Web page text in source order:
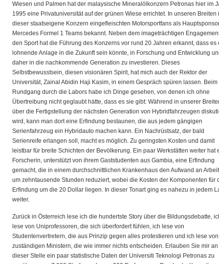
Wiesen und Palmen hat der malaysische Mineralölkonzern Petronas hier im
1995 eine Privatuniversität auf der grünen Wiese errichtet. In unseren Breiten
dieser staatseigene Konzern eingefleischten Motorsportfans als
Mercedes Formel 1 Teams bekannt. Neben dem imageträchtigen
den Sport hat die Führung des Konzerns vor rund 20 Jahren erkannt, dass es
lohnende Anlage in die Zukunft sein könnte, in Forschung und Entwicklung
daher in die nachkommende Generation zu investieren. Dieses
Selbstbewusstsein, diesen visionären Spirit, hat mich auch der Rektor der
Universität, Zainal Abidin Haji Kasim, in einem Gespräch spüren lassen. Beim
Rundgang durch die Labors habe ich Dinge gesehen, von denen ich ohne
Übertreibung nicht geglaubt hätte, dass es sie gibt: Während in unserer
über die Fertigstellung der nächsten Generation von Hybridfahrzeugen
wird, kann man dort eine Erfindung bestaunen, die aus jedem gängigen
Serienfahrzeug ein Hybridauto machen kann. Ein Nachrüstsatz, der bald
Serienreife erlangen soll, macht es möglich. Zu geringsten Kosten und damit
leistbar für breite Schichten der Bevölkerung. Ein paar Werkstätten weiter hat
Forscherin, unterstützt von ihrem Gaststudenten aus Gambia, eine Erfindung
gemacht, die in einem durchschnittlichen Krankenhaus den Aufwand an
um zehntausende Stunden reduziert, wobei die Kosten der Komponenten für
Erfindung um die 20 Dollar liegen. In dieser Tonart ging es nahezu in jedem
weiter.
Zurück in Österreich lese ich die hundertste Story über die Bildungsdebatte,
lese von Uniprofessoren, die sich überfordert fühlen, ich lese von
Studentenvertretern, die aus Prinzip gegen alles protestieren und ich lese von
zuständigen Ministern, die wie immer nichts entscheiden. Erlauben Sie mir an
dieser Stelle ein paar statistische Daten der Universiti Teknologi Petronas zu